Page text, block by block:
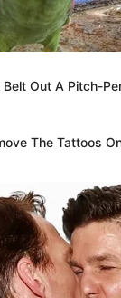
Bauerschaft
Minuten zu
von Dr. Joachim
begeben.
eine
Puppen,
haben und die
ins beste
Out A Pitch-
The Tattoos